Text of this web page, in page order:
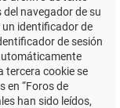
navegador de su
un identificador de
de sesión
tercera cookie se
en “Foros de
han sido leídos,